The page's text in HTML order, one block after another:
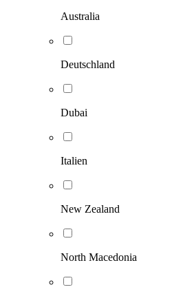
Australia
Deutschland
Dubai
Italien
New Zealand
North Macedonia